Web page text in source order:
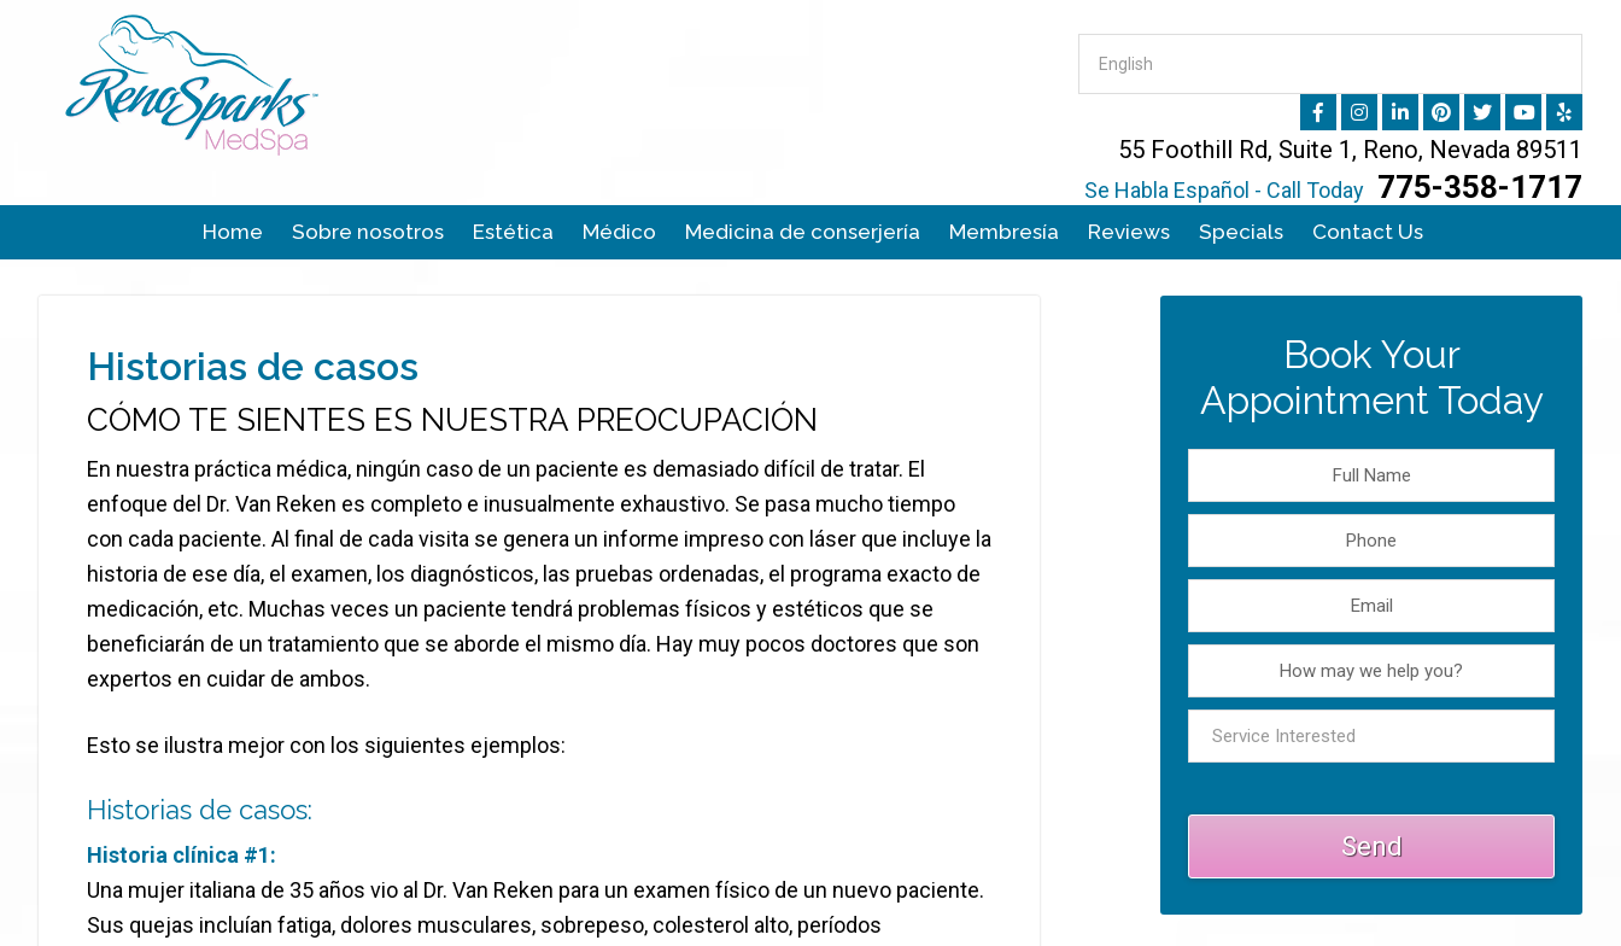
55 Foothill Rd, Suite 1, Reno, Nevada 89511
Se Habla Español - Call Today 775-358-1717
Home Sobre nosotros Estética Médico Medicina de conserjería Membresía Reviews Specials Contact Us
Historias de casos
CÓMO TE SIENTES ES NUESTRA PREOCUPACIÓN
En nuestra práctica médica, ningún caso de un paciente es demasiado difícil de tratar. El
enfoque del Dr. Van Reken es completo e inusualmente exhaustivo. Se pasa mucho tiempo
con cada paciente. Al final de cada visita se genera un informe impreso con láser que incluye la
historia de ese día, el examen, los diagnósticos, las pruebas ordenadas, el programa exacto de
medicación, etc. Muchas veces un paciente tendrá problemas físicos y estéticos que se
beneficiarán de un tratamiento que se aborde el mismo día. Hay muy pocos doctores que son
expertos en cuidar de ambos.
Esto se ilustra mejor con los siguientes ejemplos:
Historias de casos:
Historia clínica #1:
Una mujer italiana de 35 años vio al Dr. Van Reken para un examen físico de un nuevo paciente.
Sus quejas incluían fatiga, dolores musculares, sobrepeso, colesterol alto, períodos
Book Your
Appointment Today